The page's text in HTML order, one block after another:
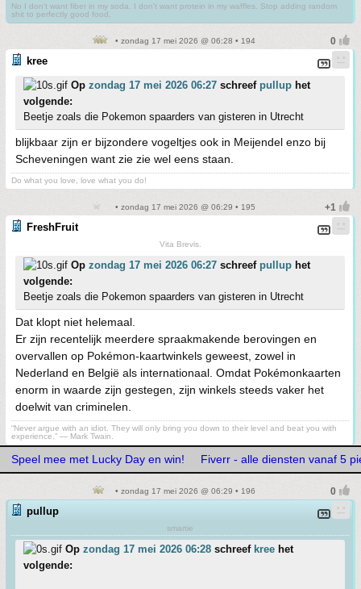
No I don't want fiber in my soda. I don't want protein in my waffles. Stop adding random
shit to perfectly good food.
• zondag 17 mei 2026 @ 06:28 • 194
kree
Op zondag 17 mei 2026 06:27 schreef pullup het
volgende:
Beetje zoals die Pokemon spaarders van gisteren in Utrecht
blijkbaar zijn er bijzondere vogeltjes ook in Meijendel enzo bij
Scheveningen want zie zie wel eens staan.
Do what you love, love what you do!
• zondag 17 mei 2026 @ 06:29 • 195
FreshFruit
Vita Brevis.
Op zondag 17 mei 2026 06:27 schreef pullup het
volgende:
Beetje zoals die Pokemon spaarders van gisteren in Utrecht
Dat klopt niet helemaal.
Er zijn recentelijk meerdere spraakmakende berovingen en
overvallen op Pokémon-kaartwinkels geweest, zowel in
Nederland en België als internationaal. Omdat Pokémonkaarten
enorm in waarde zijn gestegen, zijn winkels steeds vaker het
doelwit van criminelen.
“Never argue with an idiot. They will only bring you down to their level and beat you with
experience.” ― Mark Twain.
Speel mee met Lucky Day en win! Fiverr - alle diensten vanaf 5
• zondag 17 mei 2026 @ 06:29 • 196
pullup
smartie
Op zondag 17 mei 2026 06:28 schreef kree het
volgende: